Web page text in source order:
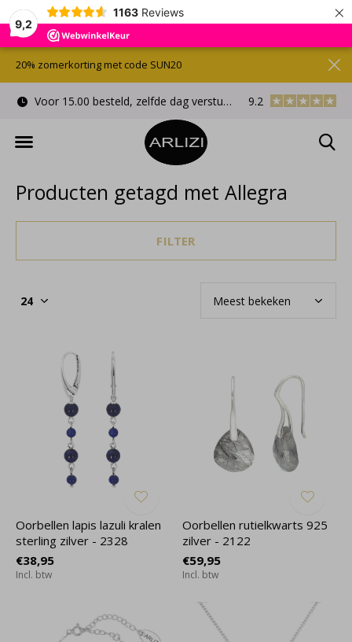
9,2
1163 Reviews ×
Voor 15.00 besteld, zelfde dag verstuurd Gratis
9.2
20% zomerkorting met code SUN20
Producten getagd met Allegra
FILTER
Oorbellen lapis lazuli kralen
sterling zilver - 2328
€38,95
Incl. btw
Oorbellen rutielkwarts 925
zilver - 2122
€59,95
Incl. btw